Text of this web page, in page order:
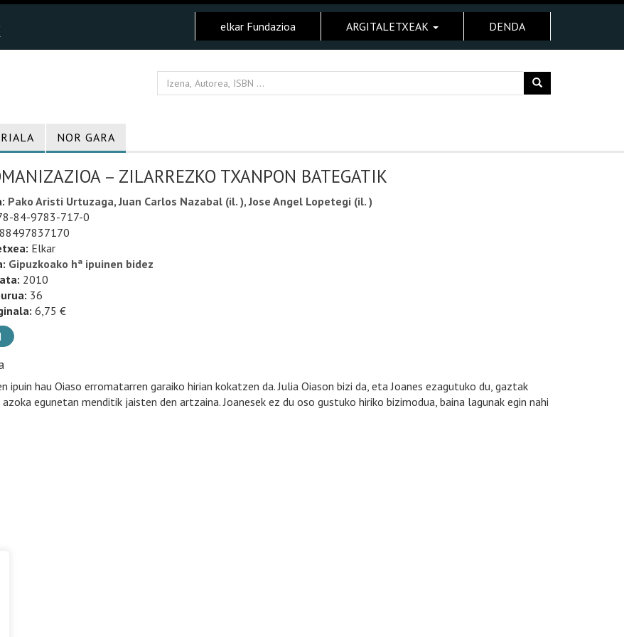
elkar Fundazioa ARGITALETXEAK DENDA
NOR GARA
– ZILARREZKO TXANPON BATEGATIK
Pako Aristi Urtuzaga, Juan Carlos Nazabal (il. ), Jose Angel Lopetegi (il. )
84-9783-717-0
Elkar
Gipuzkoako hª ipuinen bidez
2010
36
6,75 €
ipuin hau Oiaso erromatarren garaiko hirian kokatzen da. Julia Oiason bizi da, eta Joanes ezagutuko du, gaztak
egunetan menditik jaisten den artzaina. Joanesek ez du oso gustuko hiriko bizimodua, baina lagunak egin nahi